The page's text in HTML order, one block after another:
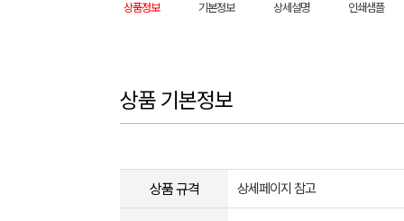
상품정보 기본정보 상세설명 인쇄샘플
상품 기본정보
상품 규격 상세페이지 참고